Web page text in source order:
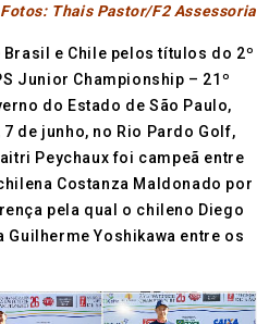
Thais Pastor/F2 Assessoria
e Chile pelos títulos do 2º
Junior Championship – 21º
do Estado de São Paulo,
de junho, no Rio Pardo Golf,
Peychaux foi campeã entre
Costanza Maldonado por
pela qual o chileno Diego
Yoshikawa entre os